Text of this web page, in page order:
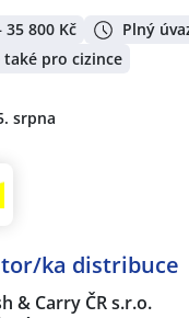
35 800 Kč
Plný
také pro cizince
srpna
ka distribuce
& Carry ČR s.r.o.